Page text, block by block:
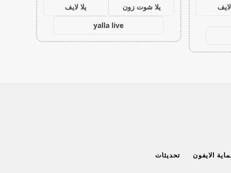
لايف
يلا شوت زون
يلا لايف
yalla live
الايفون تحديثات